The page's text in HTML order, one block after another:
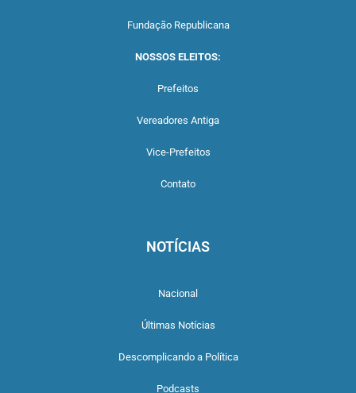
Fundação Republicana
NOSSOS ELEITOS:
Prefeitos
Vereadores Antiga
Vice-Prefeitos
Contato
NOTÍCIAS
Nacional
Últimas Notícias
Descomplicando a Política
Podcasts